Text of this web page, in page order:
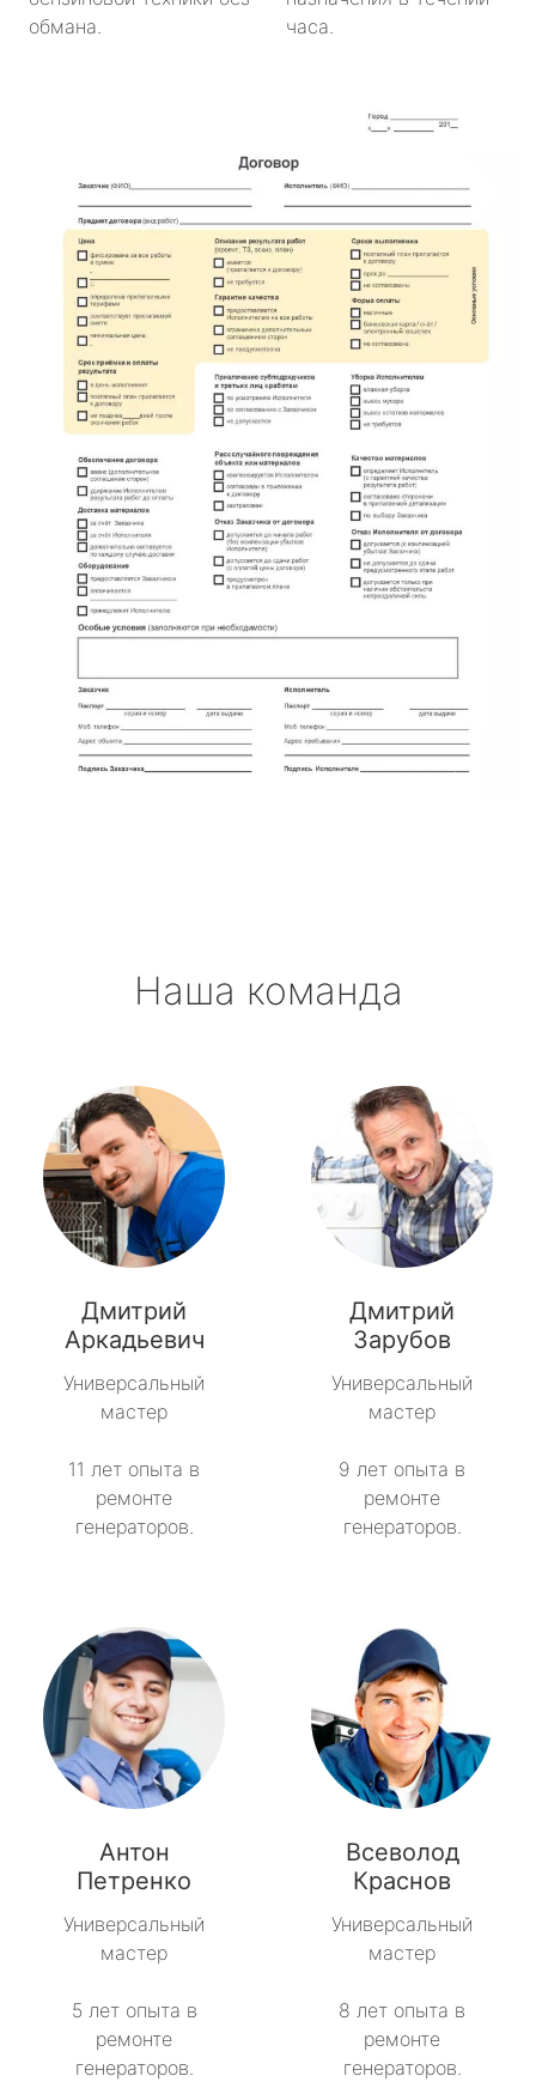
обмана.
часа.
Наша команда
Дмитрий
Аркадьевич
Универсальный
мастер
11 лет опыта в
ремонте
генераторов.
Дмитрий
Зарубов
Универсальный
мастер
9 лет опыта в
ремонте
генераторов.
Антон
Петренко
Универсальный
мастер
5 лет опыта в
ремонте
генераторов.
Всеволод
Краснов
Универсальный
мастер
8 лет опыта в
ремонте
генераторов.